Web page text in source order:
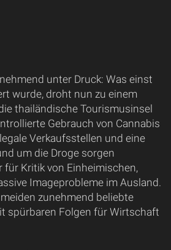
unter Druck: Was einst
wurde, droht nun zu einem
thailändische Tourismusinsel
Gebrauch von Cannabis
Verkaufsstellen und eine
um die Droge sorgen
Kritik von Einheimischen,
Imageprobleme im Ausland.
zunehmend beliebte
spürbaren Folgen für Wirtschaft